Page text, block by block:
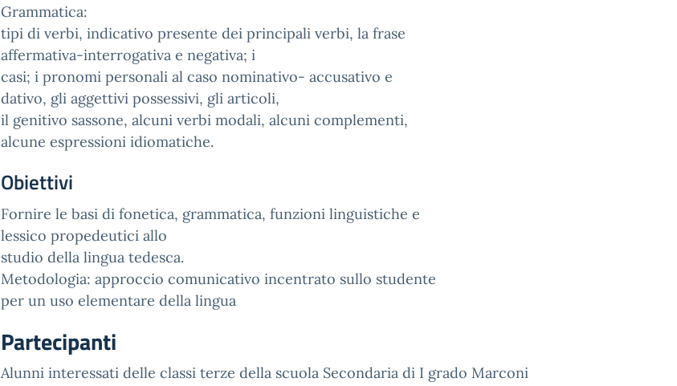
Grammatica:
tipi di verbi, indicativo presente dei principali verbi, la frase
affermativa-interrogativa e negativa; i
casi; i pronomi personali al caso nominativo- accusativo e
dativo, gli aggettivi possessivi, gli articoli,
il genitivo sassone, alcuni verbi modali, alcuni complementi,
alcune espressioni idiomatiche.
Obiettivi
Fornire le basi di fonetica, grammatica, funzioni linguistiche e
lessico propedeutici allo
studio della lingua tedesca.
Metodologia: approccio comunicativo incentrato sullo studente
per un uso elementare della lingua
Partecipanti
Alunni interessati delle classi terze della scuola Secondaria di I grado Marconi